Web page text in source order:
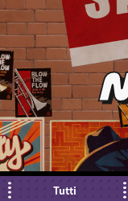
Tutti